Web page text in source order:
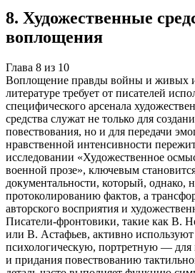
8. Художественные
воплощения
Глава 8 из 10
Воплощение правды войны и живых
литературе требует от писателей
специфического арсенала
средства служат не только для
повествования, но и для передачи
нравственной интенсивности
исследовании «Художественное
военной прозе», ключевым
документальности, который, однако,
протоколированию фактов, а
авторского восприятия и
Писатели-фронтовики, такие как В.
или В. Астафьев, активно
психологическую, портретную — для
и придания повествованию